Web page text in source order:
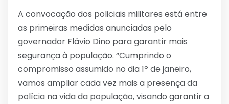
A convocação dos policiais militares está entre
as primeiras medidas anunciadas pelo
governador Flávio Dino para garantir mais
segurança à população. “Cumprindo o
compromisso assumido no dia 1º de janeiro,
vamos ampliar cada vez mais a presença da
polícia na vida da população, visando garantir a